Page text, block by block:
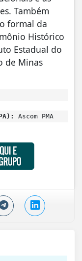
Também
formal da
Histórico
Estadual do
de Minas
Ascom PMA